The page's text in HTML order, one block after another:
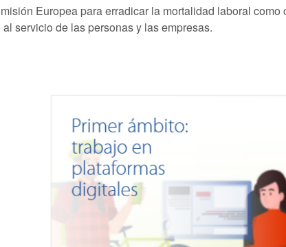
Europea para erradicar la mortalidad laboral
servicio de las personas y las empresas.